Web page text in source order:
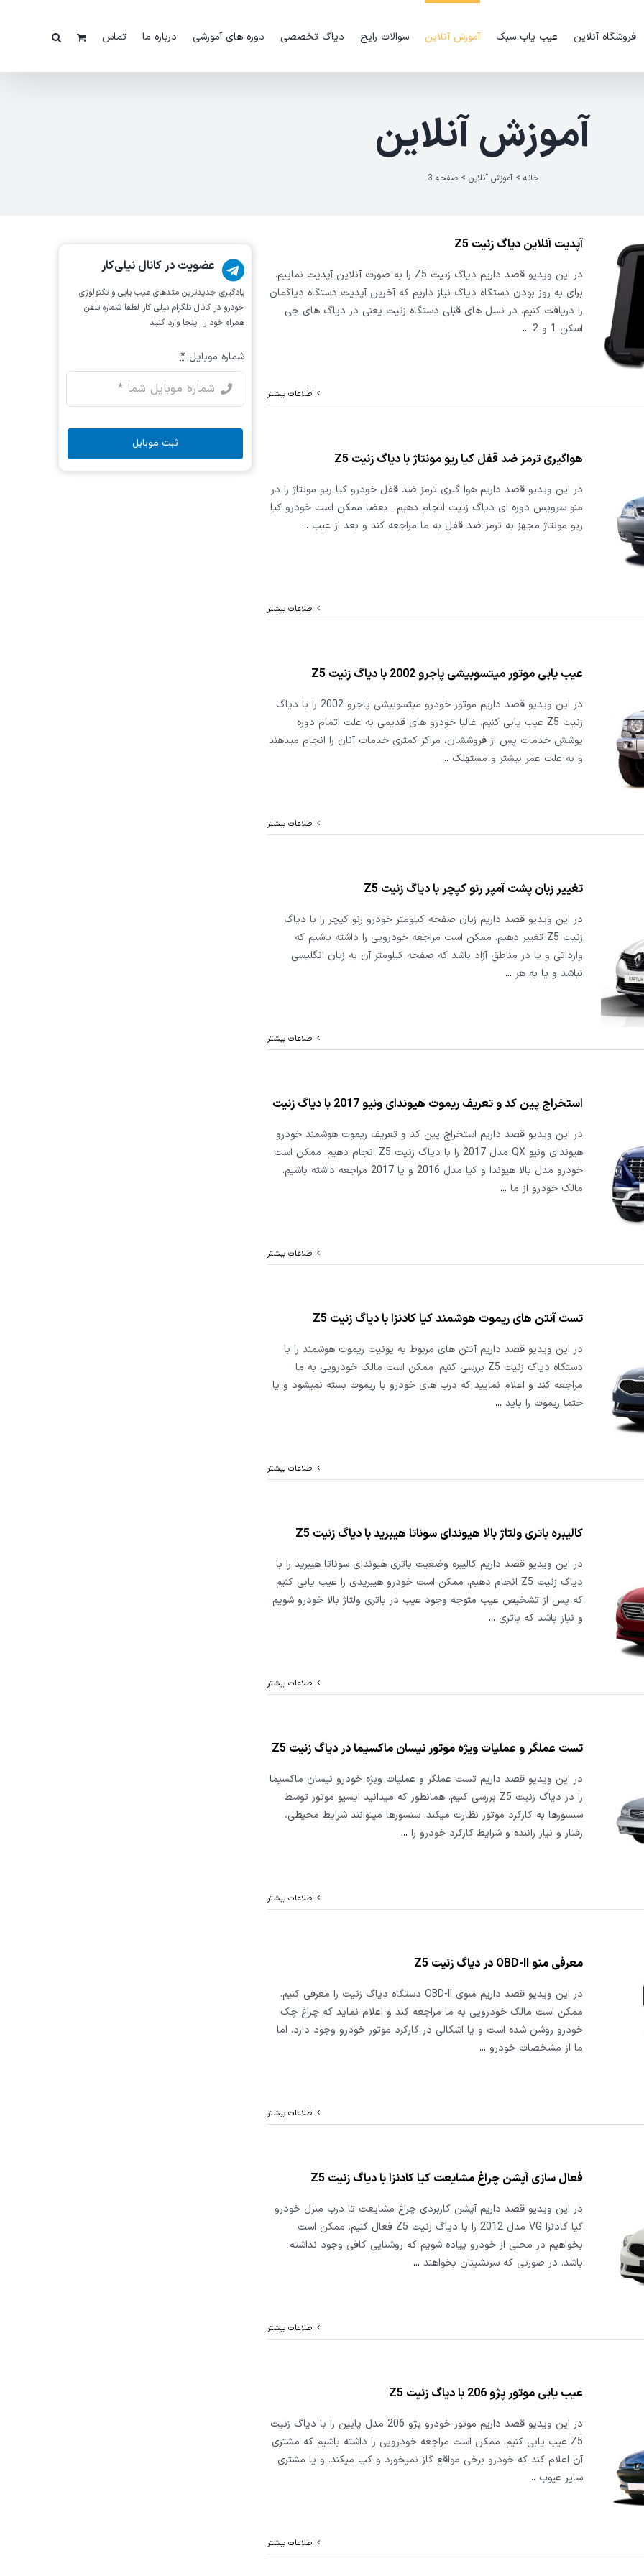
فروشگاه آنلاین عیب یاب سبک آموزش آنلاین سوالات رایج دیاگ تخصصی دوره های آموزشی درباره ما تماس
آموزش آنلاین
خانه >آموزش آنلاین >صفحه 3
آپدیت آنلاین دیاگ زنیت Z5
در این ویدیو قصد داریم دیاگ زنیت Z5 را به صورت آنلاین آپدیت نماییم.
برای به روز بودن دستگاه دیاگ نیاز داریم که آخرین آپدیت دستگاه دیاگمان
را دریافت کنیم. در نسل های قبلی دستگاه زنیت یعنی در دیاگ های جی
اسکن 1 و 2
...
اطلاعات بیشتر
هواگیری ترمز ضد قفل کیا ریو مونتاژ با دیاگ زنیت Z5
در این ویدیو قصد داریم هوا گیری ترمز ضد قفل خودرو کیا ریو مونتاژ را در
منو سرویس دوره ای دیاگ زنیت انجام دهیم . بعضا ممکن است خودرو کیا
ریو مونتاژ مجهز به ترمز ضد قفل به ما مراجعه کند و بعد از عیب ...
اطلاعات بیشتر
عیب یابی موتور میتسوبیشی پاجرو 2002 با دیاگ زنیت Z5
در این ویدیو قصد داریم موتور خودرو میتسوبیشی پاجرو 2002 را با دیاگ
زنیت Z5 عیب یابی کنیم. غالبا خودرو های قدیمی به علت اتمام دوره
پوشش خدمات پس از فروششان، مراکز کمتری خدمات آنان را انجام میدهند
و به علت عمر بیشتر و مستهلک ...
اطلاعات بیشتر
تغییر زبان پشت آمپر رنو کپچر با دیاگ زنیت Z5
در این ویدیو قصد داریم زبان صفحه کیلومتر خودرو رنو کپچر را با دیاگ
زنیت Z5 تغییر دهیم. ممکن است مراجعه خودرویی را داشته باشیم که
وارداتی و یا در مناطق آزاد باشد که صفحه کیلومتر آن به زبان انگلیسی
نباشد و یا به هر ...
اطلاعات بیشتر
استخراج پین کد و تعریف ریموت هیوندای ونیو 2017 با دیاگ زنیت
در این ویدیو قصد داریم استخراج پین کد و تعریف ریموت هوشمند خودرو
هیوندای ونیو QX مدل 2017 را با دیاگ زنیت Z5 انجام دهیم. ممکن است
خودرو مدل بالا هیوندا و کیا مدل 2016 و یا 2017 مراجعه داشته باشیم.
مالک خودرو از ما ...
اطلاعات بیشتر
تست آنتن های ریموت هوشمند کیا کادنزا با دیاگ زنیت Z5
در این ویدیو قصد داریم آنتن های مربوط به یونیت ریموت هوشمند را با
دستگاه دیاگ زنیت Z5 بررسی کنیم. ممکن است مالک خودرویی به ما
مراجعه کند و اعلام نمایید که درب های خودرو با ریموت بسته نمیشود و یا
حتما ریموت را باید ...
اطلاعات بیشتر
کالیبره باتری ولتاژ بالا هیوندای سوناتا هیبرید با دیاگ زنیت Z5
در این ویدیو قصد داریم کالیبره وضعیت باتری هیوندای سوناتا هیبرید را با
دیاگ زنیت Z5 انجام دهیم. ممکن است خودرو هیبریدی را عیب یابی کنیم
که پس از تشخیص عیب متوجه وجود عیب در باتری ولتاژ بالا خودرو شویم
و نیاز باشد که باتری ...
اطلاعات بیشتر
تست عملگر و عملیات ویژه موتور نیسان ماکسیما در دیاگ زنیت Z5
در این ویدیو قصد داریم تست عملگر و عملیات ویژه خودرو نیسان ماکسیما
را در دیاگ زنیت Z5 بررسی کنیم. همانطور که میدانید ایسیو موتور توسط
سنسورها به کارکرد موتور نظارت میکند. سنسورها میتوانند شرایط محیطی،
رفتار و نیاز راننده و شرایط کارکرد خودرو را ...
اطلاعات بیشتر
معرفی منو OBD-II در دیاگ زنیت Z5
در این ویدیو قصد داریم منوی OBD-II دستگاه دیاگ زنیت را معرفی کنیم.
ممکن است مالک خودرویی به ما مراجعه کند و اعلام نماید که چراغ چک
خودرو روشن شده است و یا اشکالی در کارکرد موتور خودرو وجود دارد. اما
ما از مشخصات خودرو ...
اطلاعات بیشتر
فعال سازی آپشن چراغ مشایعت کیا کادنزا با دیاگ زنیت Z5
در این ویدیو قصد داریم آپشن کاربردی چراغ مشایعت تا درب منزل خودرو
کیا کادنزا VG مدل 2012 را با دیاگ زنیت Z5 فعال کنیم. ممکن است
بخواهیم در محلی از خودرو پیاده شویم که روشنایی کافی وجود نداشته
باشد. در صورتی که سرنشینان بخواهند ...
اطلاعات بیشتر
عیب یابی موتور پژو 206 با دیاگ زنیت Z5
در این ویدیو قصد داریم موتور خودرو پژو 206 مدل پایین را با دیاگ زنیت
Z5 عیب یابی کنیم. ممکن است مراجعه خودرویی را داشته باشیم که مشتری
آن اعلام کند که خودرو برخی مواقع گاز نمیخورد و کپ میکند. و یا مشتری
سایر عیوب ...
اطلاعات بیشتر
عضویت در کانال نیلی‌کار
یادگیری جدیدترین متد‌های عیب یابی‌ و تکنولوژی
خودرو در کانال تلگرام نیلی کار لطفا شماره تلفن
همراه خود را اینجا وارد کنید
شماره موبایل *
ثبت موبایل